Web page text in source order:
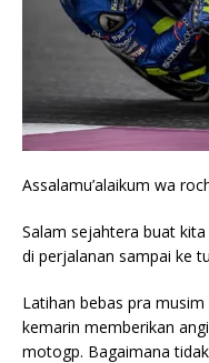
Assalamu’alaikum wa
Salam sejahtera buat
di perjalanan sampai ke
Latihan bebas pra
kemarin memberikan
motogp. Bagaimana